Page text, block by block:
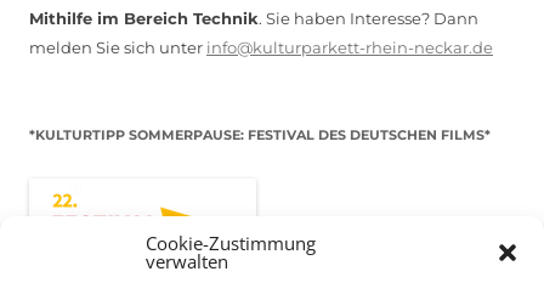
Cookie-Zustimmung
verwalten
Mithilfe im Bereich Technik. Sie haben Interesse? Dann
melden Sie sich unter info@kulturparkett-rhein-neckar.de
*KULTURTIPP SOMMERPAUSE: FESTIVAL DES DEUTSCHEN FILMS*